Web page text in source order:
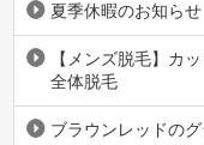
夏季休暇のお知らせ
【メンズ脱毛】カ
全体脱毛
ブラウンレッドの